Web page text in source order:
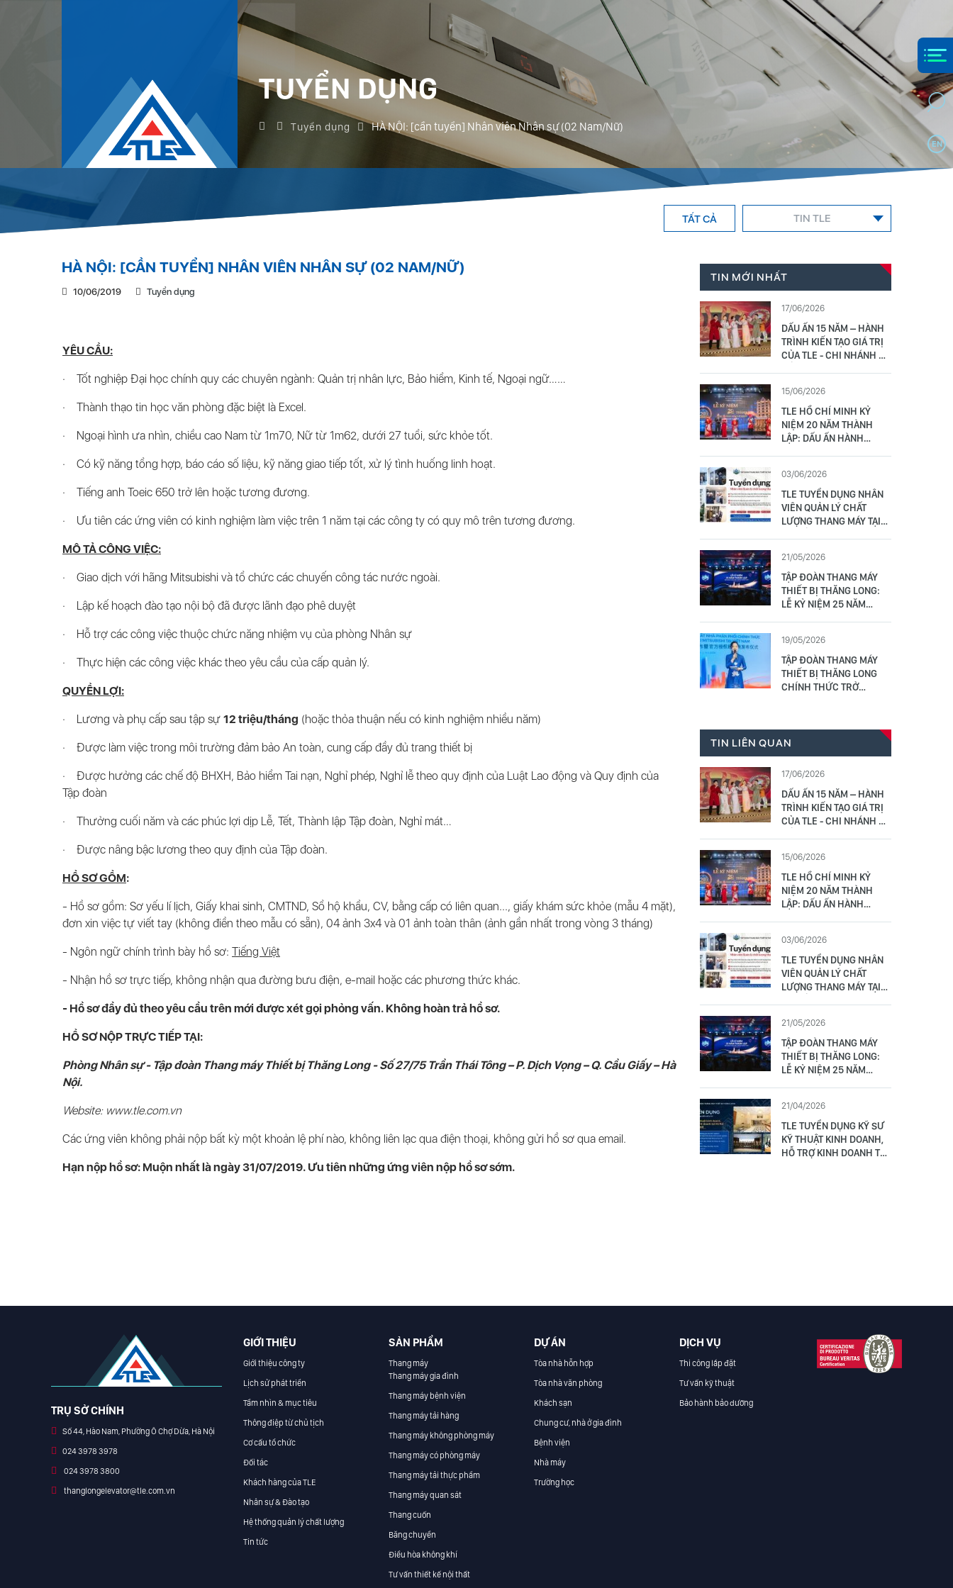
EN
TUYỂN DỤNG
Tuyển dụng HÀ NỘI: [cần tuyển] Nhân viên Nhân sự (02 Nam/Nữ)
TẤT CẢ TIN TLE
HÀ NỘI: [CẦN TUYỂN] NHÂN VIÊN NHÂN SỰ (02 NAM/NỮ)
10/06/2019 Tuyển dụng
YÊU CẦU:
· Tốt nghiệp Đại học chính quy các chuyên ngành: Quản trị nhân lực, Bảo hiểm, Kinh tế, Ngoại ngữ……
· Thành thạo tin học văn phòng đặc biệt là Excel.
· Ngoại hình ưa nhìn, chiều cao Nam từ 1m70, Nữ từ 1m62, dưới 27 tuổi, sức khỏe tốt.
· Có kỹ năng tổng hợp, báo cáo số liệu, kỹ năng giao tiếp tốt, xử lý tình huống linh hoạt.
· Tiếng anh Toeic 650 trở lên hoặc tương đương.
· Ưu tiên các ứng viên có kinh nghiệm làm việc trên 1 năm tại các công ty có quy mô trên tương đương.
MÔ TẢ CÔNG VIỆC:
· Giao dịch với hãng Mitsubishi và tổ chức các chuyến công tác nước ngoài.
· Lập kế hoạch đào tạo nội bộ đã được lãnh đạo phê duyệt
· Hỗ trợ các công việc thuộc chức năng nhiệm vụ của phòng Nhân sự
· Thực hiện các công việc khác theo yêu cầu của cấp quản lý.
QUYỀN LỢI:
· Lương và phụ cấp sau tập sự 12 triệu/tháng (hoặc thỏa thuận nếu có kinh nghiệm nhiều năm)
· Được làm việc trong môi trường đảm bảo An toàn, cung cấp đầy đủ trang thiết bị
· Được hưởng các chế độ BHXH, Bảo hiểm Tai nạn, Nghỉ phép, Nghỉ lễ theo quy định của Luật Lao động và Quy định của
Tập đoàn
· Thưởng cuối năm và các phúc lợi dịp Lễ, Tết, Thành lập Tập đoàn, Nghỉ mát…
· Được nâng bậc lương theo quy định của Tập đoàn.
HỒ SƠ GỒM:
- Hồ sơ gồm: Sơ yếu lí lịch, Giấy khai sinh, CMTND, Sổ hộ khẩu, CV, bằng cấp có liên quan..., giấy khám sức khỏe (mẫu 4 mặt),
đơn xin việc tự viết tay (không điền theo mẫu có sẵn), 04 ảnh 3x4 và 01 ảnh toàn thân (ảnh gần nhất trong vòng 3 tháng)
- Ngôn ngữ chính trình bày hồ sơ: Tiếng Việt
- Nhận hồ sơ trực tiếp, không nhận qua đường bưu điện, e-mail hoặc các phương thức khác.
- Hồ sơ đầy đủ theo yêu cầu trên mới được xét gọi phỏng vấn. Không hoàn trả hồ sơ.
HỒ SƠ NỘP TRỰC TIẾP TẠI:
Phòng Nhân sự - Tập đoàn Thang máy Thiết bị Thăng Long - Số 27/75 Trần Thái Tông – P. Dịch Vọng – Q. Cầu Giấy – Hà
Nội.
Website: www.tle.com.vn
Các ứng viên không phải nộp bất kỳ một khoản lệ phí nào, không liên lạc qua điện thoại, không gửi hồ sơ qua email.
Hạn nộp hồ sơ: Muộn nhất là ngày 31/07/2019. Ưu tiên những ứng viên nộp hồ sơ sớm.
TIN MỚI NHẤT
17/06/2026
DẤU ẤN 15 NĂM – HÀNH
TRÌNH KIẾN TẠO GIÁ TRỊ
CỦA TLE - CHI NHÁNH ĐÀ
15/06/2026
TLE HỒ CHÍ MINH KỶ
NIỆM 20 NĂM THÀNH
LẬP: DẤU ẤN HÀNH
03/06/2026
TLE TUYỂN DỤNG NHÂN
VIÊN QUẢN LÝ CHẤT
LƯỢNG THANG MÁY TẠI
21/05/2026
TẬP ĐOÀN THANG MÁY
THIẾT BỊ THĂNG LONG:
LỄ KỶ NIỆM 25 NĂM
17/5/2026
19/05/2026
TẬP ĐOÀN THANG MÁY
THIẾT BỊ THĂNG LONG
CHÍNH THỨC TRỞ
MITSUBISHI TẠI VIỆT
NAM: LỄ CÔNG BỐ HỢP
TÁC VÀ RA MẮT
TIN LIÊN QUAN
17/06/2026
DẤU ẤN 15 NĂM – HÀNH
TRÌNH KIẾN TẠO GIÁ TRỊ
CỦA TLE - CHI NHÁNH ĐÀ
15/06/2026
TLE HỒ CHÍ MINH KỶ
NIỆM 20 NĂM THÀNH
LẬP: DẤU ẤN HÀNH
03/06/2026
TLE TUYỂN DỤNG NHÂN
VIÊN QUẢN LÝ CHẤT
LƯỢNG THANG MÁY TẠI
21/05/2026
TẬP ĐOÀN THANG MÁY
THIẾT BỊ THĂNG LONG:
LỄ KỶ NIỆM 25 NĂM
17/5/2026
21/04/2026
TLE TUYỂN DỤNG KỸ SƯ
KỸ THUẬT KINH DOANH,
HỖ TRỢ KINH DOANH TẠI
TRỤ SỞ CHÍNH
Số 44, Hào Nam, Phường Ô Chợ Dừa, Hà Nội
024 3978 3978
024 3978 3800
thanglongelevator@tle.com.vn
GIỚI THIỆU
Giới thiệu công ty
Lịch sử phát triển
Tầm nhìn & mục tiêu
Thông điệp từ chủ tịch
Cơ cấu tổ chức
Đối tác
Khách hàng của TLE
Nhân sự & Đào tạo
Hệ thống quản lý chất lượng
Tin tức
SẢN PHẨM
Thang máy
Thang máy gia đình
Thang máy bệnh viện
Thang máy tải hàng
Thang máy không phòng máy
Thang máy có phòng máy
Thang máy tải thực phẩm
Thang máy quan sát
Thang cuốn
Băng chuyền
Điều hòa không khí
Tư vấn thiết kế nội thất
DỰ ÁN
Tòa nhà hỗn hợp
Tòa nhà văn phòng
Khách sạn
Chung cư, nhà ở gia đình
Bệnh viện
Nhà máy
Trường học
DỊCH VỤ
Thi công lắp đặt
Tư vấn kỹ thuật
Bảo hành bảo dưỡng